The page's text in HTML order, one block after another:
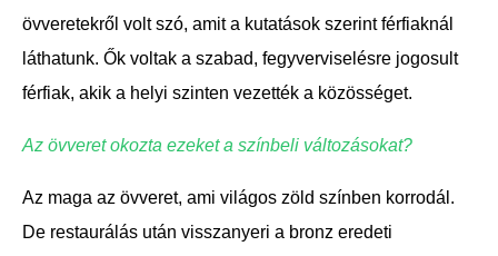
övveretekről volt szó, amit a kutatások szerint férfiaknál
láthatunk. Ők voltak a szabad, fegyverviselésre jogosult
férfiak, akik a helyi szinten vezették a közösséget.
Az övveret okozta ezeket a színbeli változásokat?
Az maga az övveret, ami világos zöld színben korrodál.
De restaurálás után visszanyeri a bronz eredeti